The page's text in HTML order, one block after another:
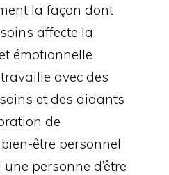
la façon dont
affecte la
émotionnelle
avec des
et des aidants
de
être personnel
personne d’être